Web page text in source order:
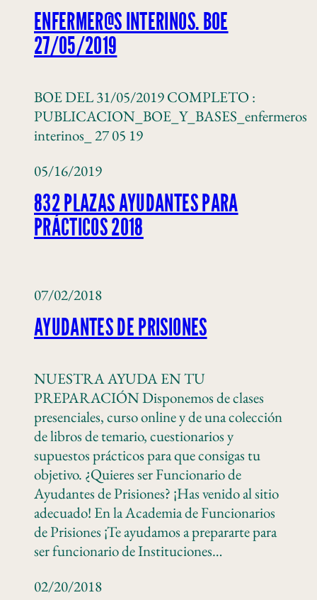
ENFERMER@S INTERINOS. BOE
27/05/2019
BOE DEL 31/05/2019 COMPLETO :
PUBLICACION_BOE_Y_BASES_enfermeros
interinos_ 27 05 19
05/16/2019
832 PLAZAS AYUDANTES PARA
PRÁCTICOS 2018
07/02/2018
AYUDANTES DE PRISIONES
NUESTRA AYUDA EN TU
PREPARACIÓN Disponemos de clases
presenciales, curso online y de una colección
de libros de temario, cuestionarios y
supuestos prácticos para que consigas tu
objetivo. ¿Quieres ser Funcionario de
Ayudantes de Prisiones? ¡Has venido al sitio
adecuado! En la Academia de Funcionarios
de Prisiones ¡Te ayudamos a prepararte para
ser funcionario de Instituciones…
02/20/2018